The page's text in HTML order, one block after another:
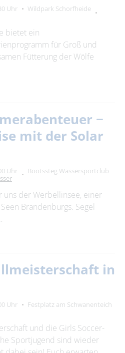
Uhr
Wildpark Schorfheide
bietet ein
für Groß und
Fütterung der Wölfe
−
mit der Solar
Uhr
Bootssteg Wassersportclub
uns der Werbellinsee, einer
Brandenburgs. Segel
in
Uhr
Festplatz am Schwanenteich
und die Girls Soccer-
Sportjugend sind wieder